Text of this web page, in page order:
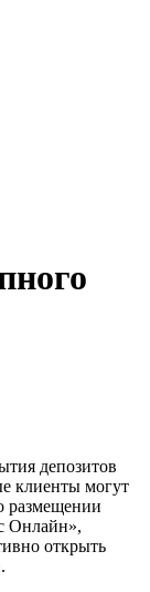
депозитов
клиенты могут
размещении
Онлайн»,
открыть